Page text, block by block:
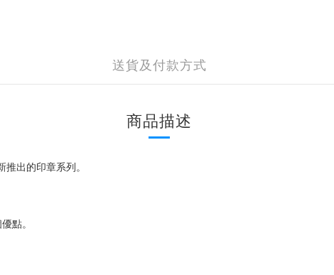
送貨及付款方式
商品描述
出的印章系列。
點。